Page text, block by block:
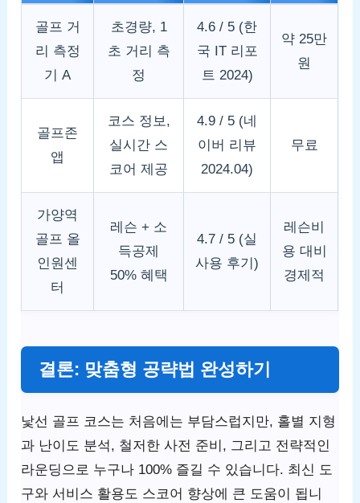
골프 거
리 측정
기 A
초경량, 1
초 거리 측
정
4.6 / 5 (한
국 IT 리포
트 2024)
약 25만
원
골프존
앱
코스 정보,
실시간 스
코어 제공
4.9 / 5 (네
이버 리뷰
2024.04)
무료
가양역
골프 올
인원센
터
레슨 + 소
득공제
50% 혜택
4.7 / 5 (실
사용 후기)
레슨비
용 대비
경제적
결론: 맞춤형 공략법 완성하기
낯선 골프 코스는 처음에는 부담스럽지만, 홀별 지형
과 난이도 분석, 철저한 사전 준비, 그리고 전략적인
라운딩으로 누구나 100% 즐길 수 있습니다. 최신 도
구와 서비스 활용도 스코어 향상에 큰 도움이 됩니